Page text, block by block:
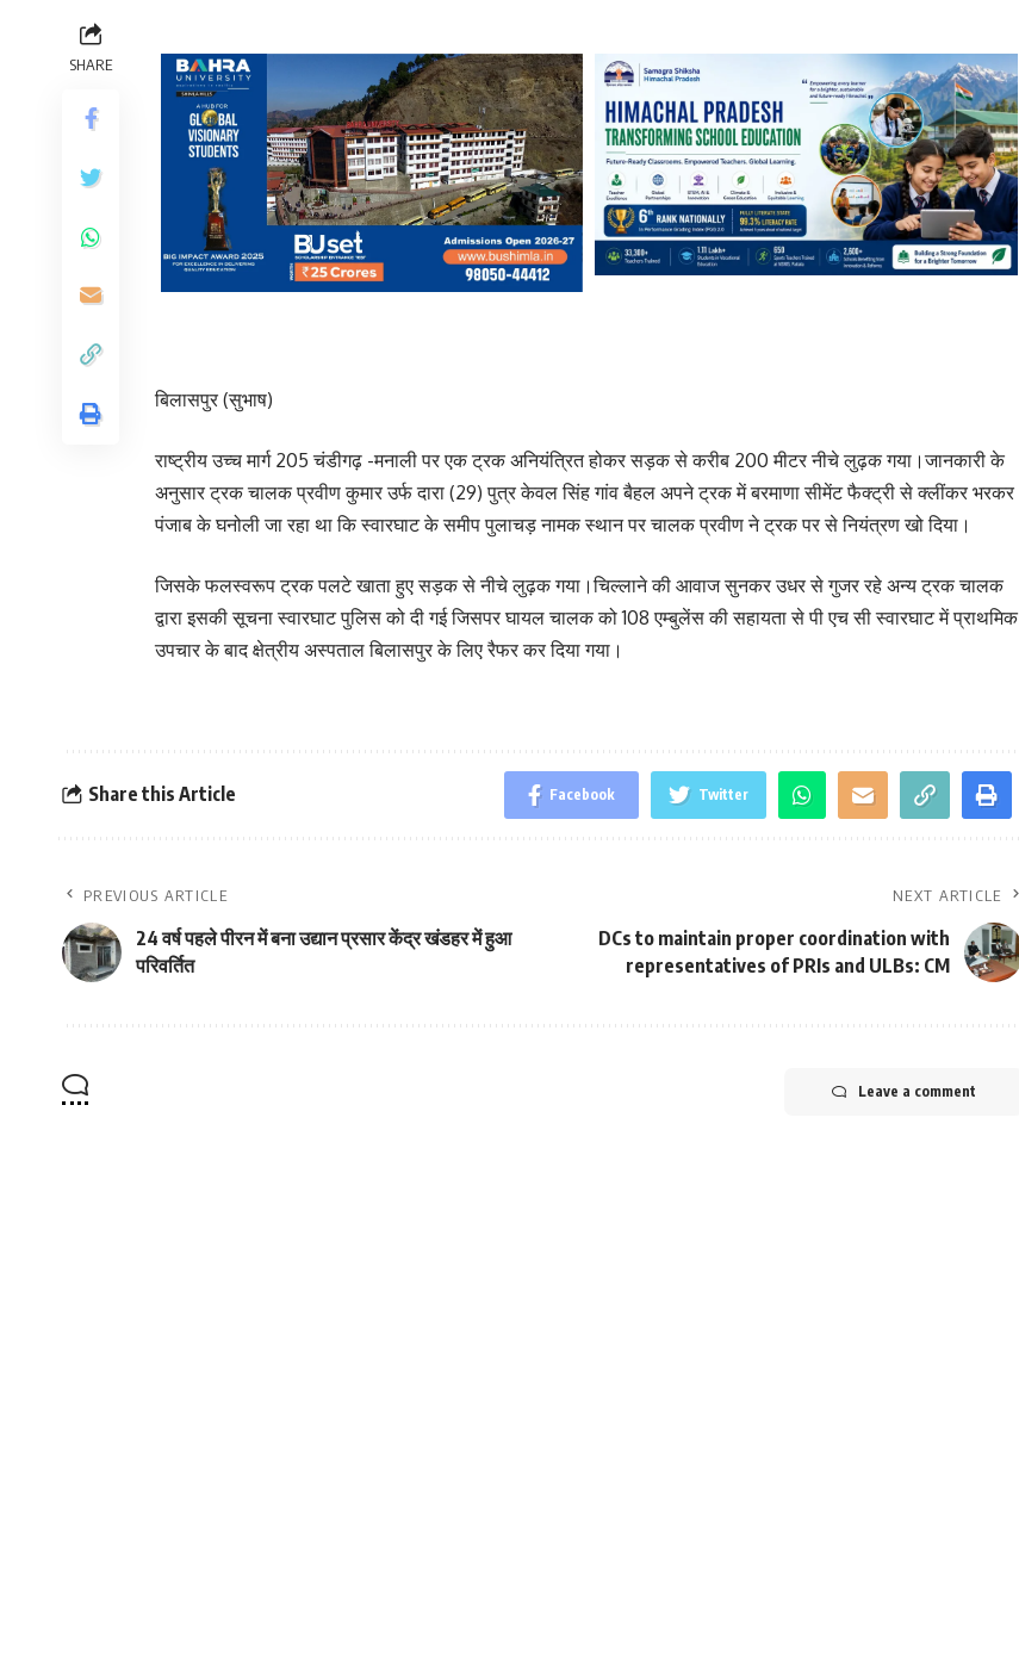
SHARE
बिलासपुर (सुभाष)
राष्ट्रीय उच्च मार्ग 205 चंडीगढ़ -मनाली पर एक ट्रक अनियंत्रित होकर सड़क से करीब 200 मीटर नीचे लुढ़क गया।जानकारी के
अनुसार ट्रक चालक प्रवीण कुमार उर्फ दारा (29) पुत्र केवल सिंह गांव बैहल अपने ट्रक में बरमाणा सीमेंट फैक्ट्री से क्लींकर भरकर
पंजाब के घनोली जा रहा था कि स्वारघाट के समीप पुलाचड़ नामक स्थान पर चालक प्रवीण ने ट्रक पर से नियंत्रण खो दिया।
जिसके फलस्वरूप ट्रक पलटे खाता हुए सड़क से नीचे लुढ़क गया।चिल्लाने की आवाज सुनकर उधर से गुजर रहे अन्य ट्रक चालक
द्वारा इसकी सूचना स्वारघाट पुलिस को दी गई जिसपर घायल चालक को 108 एम्बुलेंस की सहायता से पी एच सी स्वारघाट में प्राथमिक
उपचार के बाद क्षेत्रीय अस्पताल बिलासपुर के लिए रैफर कर दिया गया।
Share this Article Facebook Twitter
PREVIOUS ARTICLE
24 वर्ष पहले पीरन में बना उद्यान प्रसार केंद्र खंडहर में हुआ
परिवर्तित
NEXT ARTICLE
DCs to maintain proper coordination with
representatives of PRIs and ULBs: CM
Leave a comment